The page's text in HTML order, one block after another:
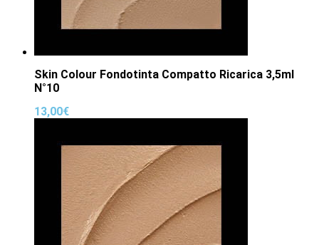
Skin Colour Fondotinta Compatto Ricarica 3,5ml
N°10
13,00€